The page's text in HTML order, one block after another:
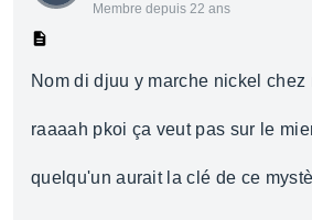
Membre depuis 22 ans
Nom di djuu y marche nickel chez
raaaah pkoi ça veut pas sur le
quelqu'un aurait la clé de ce